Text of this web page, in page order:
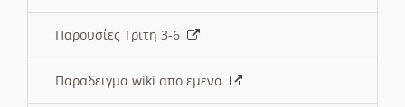
Παρουσίες Τριτη 3-6
Παραδειγμα wiki απο εμενα